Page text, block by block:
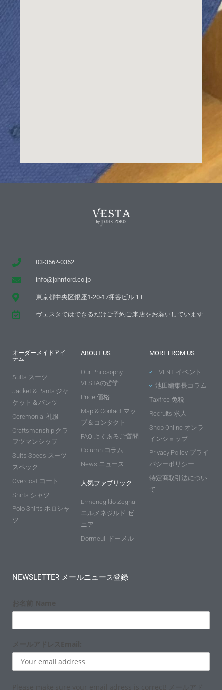
03-3562-0362
info@johnford.co.jp
東京都中央区銀座1-20-17押谷ビル１F
ヴェスタではできるだけご予約ご来店をお願いしています
オーダーメイドアイ
テム
Suits スーツ
Jacket & Pants ジャ
ケット＆パンツ
Ceremonial 礼服
Craftsmanship クラ
フツマンシップ
Suits Specs スーツ
スペック
Overcoat コート
Shirts シャツ
Polo Shirts ポロシャ
ツ
ABOUT US
Our Philosophy
VESTAの哲学
Price 価格
Map & Contact マッ
プ＆コンタクト
FAQ よくあるご質問
Column コラム
News ニュース
人気ファブリック
Ermenegildo Zegna
エルメネジルド ゼ
ニア
Dormeuil ドーメル
MORE FROM US
EVENT イベント
池田編集長コラム
Taxfree 免税
Recruits 求人
Shop Online オンラ
インショップ
Privacy Policy プライ
バシーポリシー
特定商取引法につい
て
NEWSLETTER メールニュース登録